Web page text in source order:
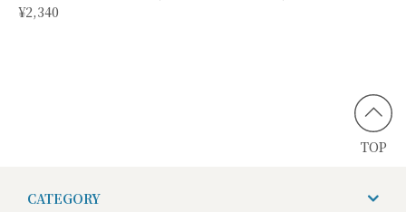
¥2,340
TOP
CATEGORY